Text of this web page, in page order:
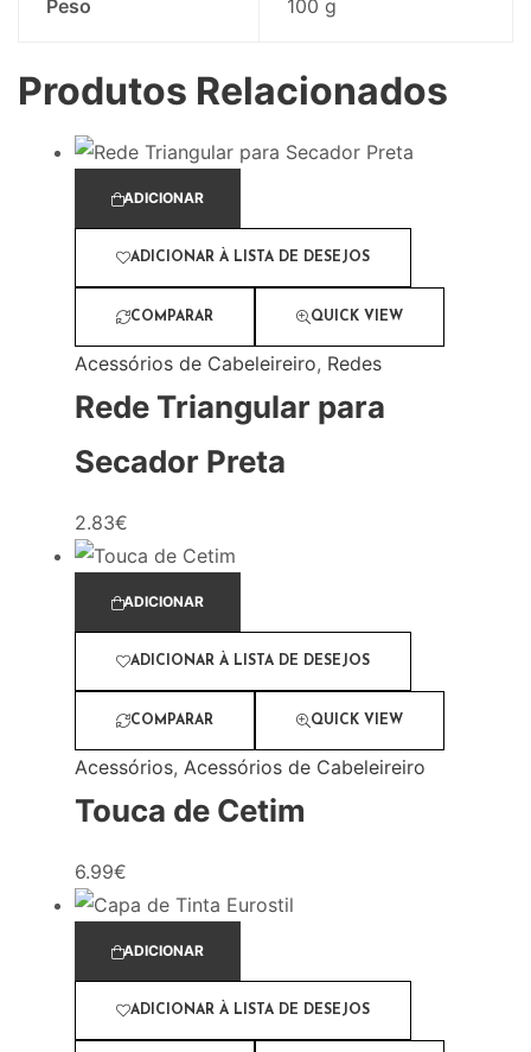
Peso 100 g
Produtos Relacionados
ADICIONAR
ADICIONAR À LISTA DE DESEJOS
COMPARAR QUICK VIEW
Acessórios de Cabeleireiro, Redes
Rede Triangular para
Secador Preta
2.83€
ADICIONAR
ADICIONAR À LISTA DE DESEJOS
COMPARAR QUICK VIEW
Acessórios, Acessórios de Cabeleireiro
Touca de Cetim
6.99€
ADICIONAR
ADICIONAR À LISTA DE DESEJOS